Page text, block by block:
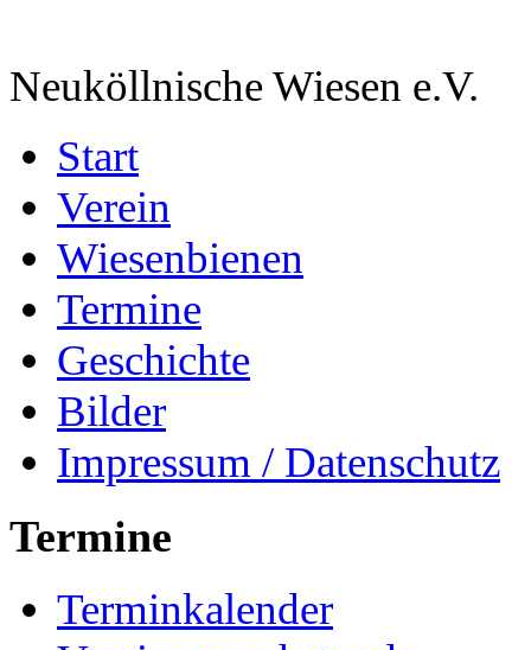
Neuköllnische Wiesen e.V.
Start
Verein
Wiesenbienen
Termine
Geschichte
Bilder
Impressum / Datenschutz
Termine
Terminkalender